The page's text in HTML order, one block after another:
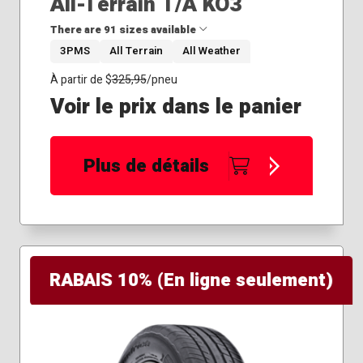
285/55R20
285/60R18
285/70R17
285/75R17
295/55R20
305/65R17
315/70R17
There are 91 sizes available
35x12.50R18
37x12.50R17
37x12.50R18
37x12.50R20
37x13.50R18
37x13.50R22
39x13.50R17
215/70R16
215/75R15
235/70R16
3PMS All Terrain All Weather
À partir de $325,95/pneu
Voir le prix dans le panier
Plus de détails
RABAIS 10% (En ligne seulement)